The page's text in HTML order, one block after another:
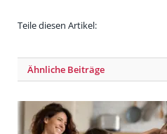
Teile diesen Artikel:
Ähnliche Beiträge